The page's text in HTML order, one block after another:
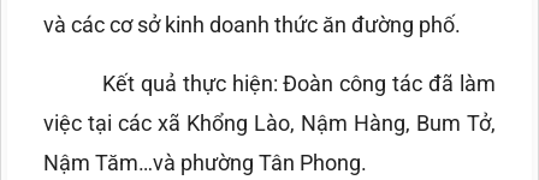
và các cơ sở kinh doanh thức ăn đường phố.
Kết quả thực hiện: Đoàn công tác đã làm
việc tại các xã Khổng Lào, Nậm Hàng, Bum Tở,
Nậm Tăm…và phường Tân Phong.